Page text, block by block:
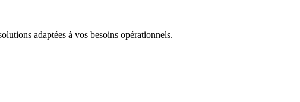
adaptées à vos besoins opérationnels.